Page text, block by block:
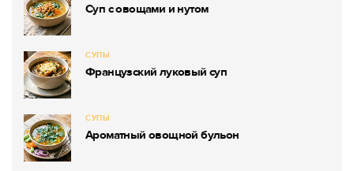
Суп с овощами и нутом
СУПЫ
Французский луковый суп
СУПЫ
Ароматный овощной бульон